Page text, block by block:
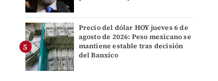
Precio del dólar HOY jueves 6 de
agosto de 2026: Peso mexicano se
mantiene estable tras decisión
del Banxico